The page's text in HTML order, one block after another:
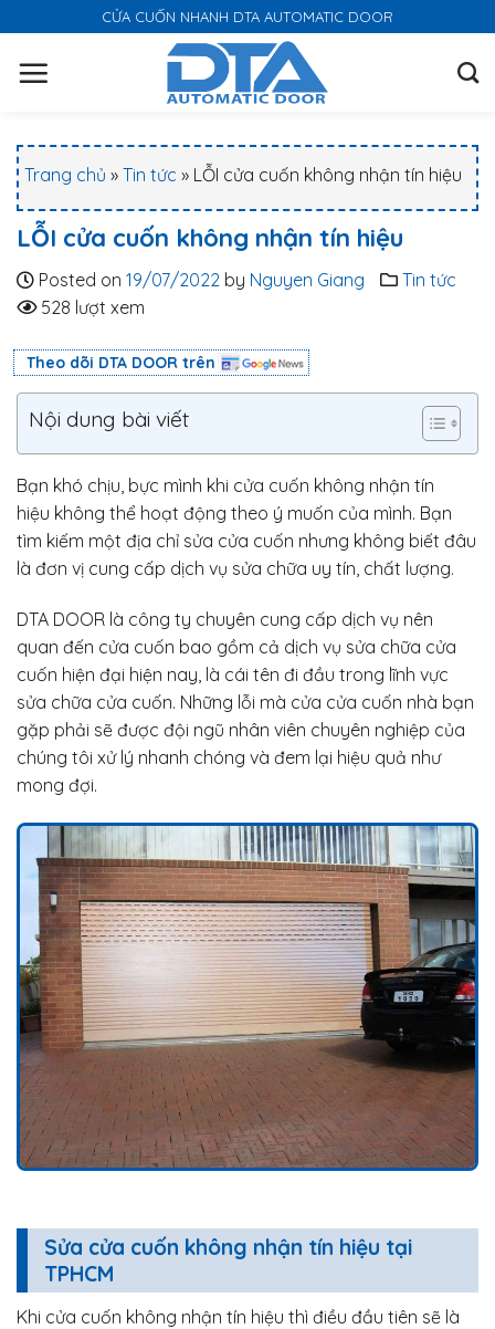
k
CỬA CUỐN NHANH DTA AUTOMATIC DOOR
Trang chủ » Tin tức » LỖI cửa cuốn không nhận tín hiệu
LỖI cửa cuốn không nhận tín hiệu
Posted on 19/07/2022 by Nguyen Giang
Tin tức
528 lượt xem
Theo dõi DTA DOOR trên
Nội dung bài viết
Bạn khó chịu, bực mình khi cửa cuốn không nhận tín
hiệu không thể hoạt động theo ý muốn của mình. Bạn
tìm kiếm một địa chỉ sửa cửa cuốn nhưng không biết đâu
là đơn vị cung cấp dịch vụ sửa chữa uy tín, chất lượng.
DTA DOOR là công ty chuyên cung cấp dịch vụ nên
quan đến cửa cuốn bao gồm cả dịch vụ sửa chữa cửa
cuốn hiện đại hiện nay, là cái tên đi đầu trong lĩnh vực
sửa chữa cửa cuốn. Những lỗi mà cửa cửa cuốn nhà bạn
gặp phải sẽ được đội ngũ nhân viên chuyên nghiệp của
chúng tôi xử lý nhanh chóng và đem lại hiệu quả như
mong đợi.
Sửa cửa cuốn không nhận tín hiệu tại
TPHCM
Khi cửa cuốn không nhận tín hiệu thì điều đầu tiên sẽ là